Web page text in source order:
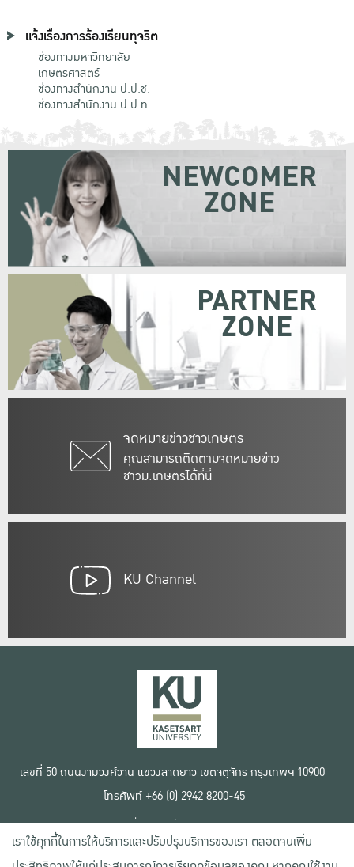
แจ้งเรื่องการร้องเรียนทุจริต
ช่องทางมหาวิทยาลัย
เกษตรศาสตร์
ช่องทางสำนักงาน ป.ป.ช.
ช่องทางสำนักงาน ป.ป.ท.
จดหมายข่าวชาวเกษตร
คุณสามารถติดตามจดหมายข่าว
ชาวม.เกษตรได้ที่นี่
NEWCOMER
ZONE
PARTNER
ZONE
KU Channel
เลขที่ 50 ถนนงามวงศ์วาน แขวงลาดยาว เขตจตุจักร กรุงเทพฯ 10900
โทรศัพท์ +66 (0) 2942 8200-45
เงื่อนไขการใช้งานเว็บไซต์
ข้อตกลงด้านสิทธิ์ใช้งาน
นโยบายความเป็นส่วนตัว
เราใช้คุกกี้ในการให้บริการและปรับปรุงบริการของเรา ตลอดจนเพิ่ม